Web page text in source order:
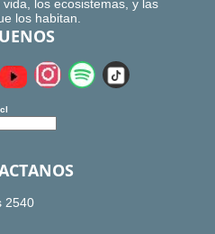
los ecosistemas, y las
los habitan.
2540